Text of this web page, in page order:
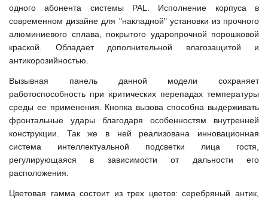
одного абонента системы PAL. Исполнение корпуса в
современном дизайне для "накладной" установки из прочного
алюминиевого сплава, покрытого ударопрочной порошковой
краской. Обладает дополнительной влагозащитой и
антикорозийностью.
Вызывная панель данной модели сохраняет
работоспособность при критических перепадах температуры
среды ее применения. Кнопка вызова способна выдерживать
фронтальные удары благодаря особенностям внутренней
конструкции. Так же в ней реализована инновационная
система интеллектуальной подсветки лица гостя,
регулирующаяся в зависимости от дальности его
расположения.
Цветовая гамма состоит из трех цветов: серебряный антик,